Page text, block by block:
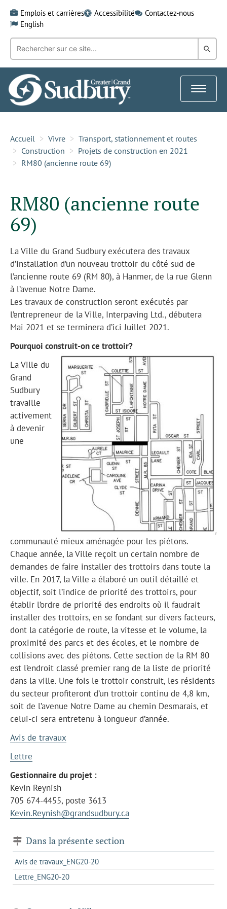
content
Emplois et carrières Accessibilité
Contactez-nous
English
Recherche
mot-
clé:
dans
Toggle
Accueil Vivre
Transport, stationnement et routes
Construction
Projets de construction en 2021
RM80 (ancienne route 69)
RM80 (ancienne route
69)
La Ville du Grand Sudbury exécutera des travaux
d’installation d’un nouveau trottoir du côté sud de
l’ancienne route 69 (RM 80), à Hanmer, de la rue Glenn
à l’avenue Notre Dame.
Les travaux de construction seront exécutés par
l’entrepreneur de la Ville, Interpaving Ltd., débutera
Mai 2021 et se terminera d’ici Juillet 2021.
Pourquoi construit-on ce trottoir?
La Ville du
Grand
Sudbury
travaille
activement
à devenir
une
communauté mieux aménagée pour les piétons.
Chaque année, la Ville reçoit un certain nombre de
demandes de faire installer des trottoirs dans toute la
ville. En 2017, la Ville a élaboré un outil détaillé et
objectif, soit l’indice de priorité des trottoirs, pour
établir l’ordre de priorité des endroits où il faudrait
installer des trottoirs, en se fondant sur divers facteurs,
dont la catégorie de route, la vitesse et le volume, la
proximité des parcs et des écoles, et le nombre de
collisions avec des piétons. Cette section de la RM 80
est l’endroit classé premier rang de la liste de priorité
dans la ville. Une fois le trottoir construit, les résidents
du secteur profiteront d’un trottoir continu de 4,8 km,
soit de l’avenue Notre Dame au chemin Desmarais, et
celui-ci sera entretenu à longueur d’année.
Avis de travaux
Lettre
Gestionnaire du projet :
Kevin Reynish
705 674-4455, poste 3613
Kevin.Reynish@grandsudbury.ca
Dans la présente section
Avis de travaux_ENG20-20
Lettre_ENG20-20